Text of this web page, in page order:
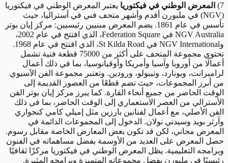
7) المعرض الوطني في فيكتوريا يعتبر المعرض الوطني في فيكتوريا
(NGV) في ملبورن أقدم وأشهر متحف فني في أستراليا، حيث
تأسس في عام 1861. يضم المعرض مبنيين رئيسيين: مركز إيان بوتر
NGV Australia في Federation Square، الذي افتتح في عام 2002،
وNGV International في St Kilda Road، الذي افتتح في عام 1968.
تحتوي مجموعة المتحف على أكثر من 75000 قطعة فنية تشمل
أعمالًا من أوروبا وآسيا وأمريكا وأوقيانوسيا، بما في ذلك أعمال
لرامبرانت، وبونارد، وتيبولو، ورودين. وتعتبر مجموعة الفن الآسيوي
من أبرز المجموعات، حيث تضم قطعًا من العصور القديمة إلى
الوقت الحاضر من جميع أنحاء القارة. كما يبرز مركز إيان بوتر الفن
الأسترالي من العصر الاستعماري إلى الوقت الحاضر، بما في ذلك
الفن الأصلي، مع أعمال لفنانين بارزين مثل إميلي كامي كنجواري
وآرثر بويد وسيدني نولان. الدخول إلى المجموعات الدائمة في
المعرض مجاني، لكن قد تكون بعض المعارض الخاصة مقابل رسوم.
حصل المعرض على العديد من الأوسمة بفضل مساهماته في الفنون
وبرامجه التعليمية. يظل المعرض الوطني في فيكتوريا مركزًا ثقافيًا
رئيسيًا في ملبورن بفضل مجموعاته المتميزة وبرامجه المثيرة.